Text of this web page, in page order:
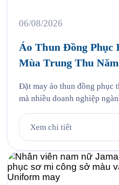
06/08/2026
Áo Thun Đồng Phục
Mùa Trung Thu
Đặt may áo thun đồng phục
mà nhiều doanh nghiệp
lên, mỗi năm khi mùa bánh
Môn lại cùng Saigon
Xem chi tiết